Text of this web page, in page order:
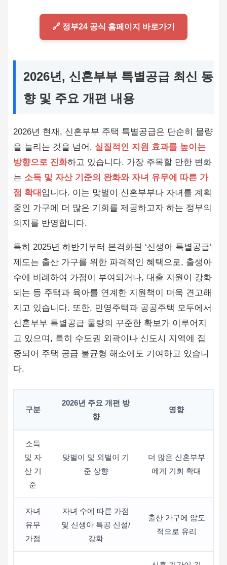
🔗 정부24 공식 홈페이지 바로가기
2026년, 신혼부부 특별공급 최신 동
향 및 주요 개편 내용
2026년 현재, 신혼부부 주택 특별공급은 단순히 물량
을 늘리는 것을 넘어, 실질적인 지원 효과를 높이는
방향으로 진화하고 있습니다. 가장 주목할 만한 변화
는 소득 및 자산 기준의 완화와 자녀 유무에 따른 가
점 확대 입니다. 이는 맞벌이 신혼부부나 자녀를 계획
중인 가구에 더 많은 기회를 제공하고자 하는 정부의
의지를 반영합니다.
특히 2025년 하반기부터 본격화된 ‘신생아 특별공급’
제도는 출산 가구를 위한 파격적인 혜택으로, 출생아
수에 비례하여 가점이 부여되거나, 대출 지원이 강화
되는 등 주택과 육아를 연계한 지원책이 더욱 견고해
지고 있습니다. 또한, 민영주택과 공공주택 모두에서
신혼부부 특별공급 물량의 꾸준한 확보가 이루어지
고 있으며, 특히 수도권 외곽이나 신도시 지역에 집
중되어 주택 공급 불균형 해소에도 기여하고 있습니
다.
구분
2026년 주요 개편 방
향
영향
소득
및 자
산 기
준
맞벌이 및 외벌이 기
준 상향
더 많은 신혼부부
에게 기회 확대
자녀
유무
가점
자녀 수에 따른 가점
및 신생아 특공 신설/
강화
출산 가구에 압도
적으로 유리